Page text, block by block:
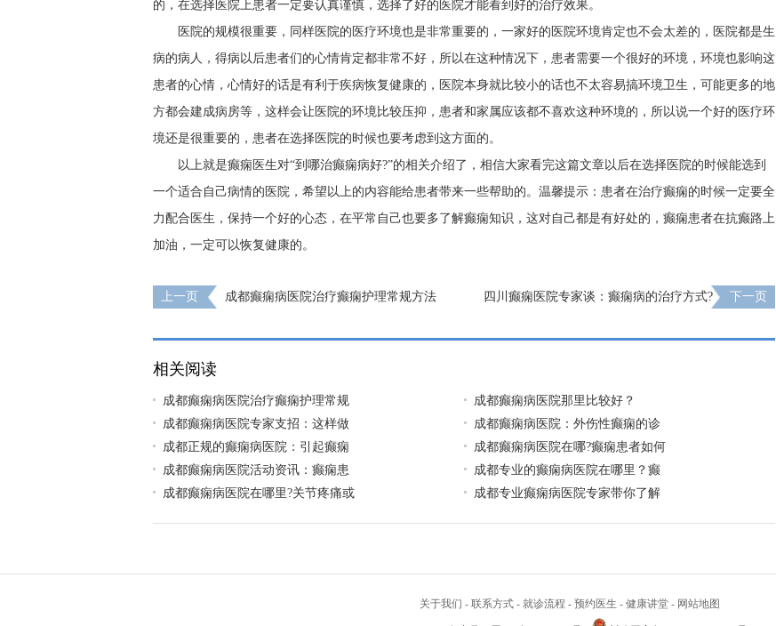
的，在选择医院上患者一定要认真谨慎，选择了好的医院才能看到好的治疗效果。
医院的规模很重要，同样医院的医疗环境也是非常重要的，一家好的医院环境肯定也不会太差的，医院都是生
病的病人，得病以后患者们的心情肯定都非常不好，所以在这种情况下，患者需要一个很好的环境，环境也影响这
患者的心情，心情好的话是有利于疾病恢复健康的，医院本身就比较小的话也不太容易搞环境卫生，可能更多的地
方都会建成病房等，这样会让医院的环境比较压抑，患者和家属应该都不喜欢这种环境的，所以说一个好的医疗环
境还是很重要的，患者在选择医院的时候也要考虑到这方面的。
以上就是癫痫医生对“到哪治癫痫病好?”的相关介绍了，相信大家看完这篇文章以后在选择医院的时候能选到
一个适合自己病情的医院，希望以上的内容能给患者带来一些帮助的。温馨提示：患者在治疗癫痫的时候一定要全
力配合医生，保持一个好的心态，在平常自己也要多了解癫痫知识，这对自己都是有好处的，癫痫患者在抗癫路上
加油，一定可以恢复健康的。
上一页 成都癫痫病医院治疗癫痫护理常规方法 四川癫痫医院专家谈：癫痫病的治疗方式? 下一页
相关阅读
成都癫痫病医院治疗癫痫护理常规
成都癫痫病医院那里比较好？
成都癫痫病医院专家支招：这样做
成都癫痫病医院：外伤性癫痫的诊
成都正规的癫痫病医院：引起癫痫
成都癫痫病医院在哪?癫痫患者如何
成都癫痫病医院活动资讯：癫痫患
成都专业的癫痫病医院在哪里？癫
成都癫痫病医院在哪里?关节疼痛或
成都专业癫痫病医院专家带你了解
关于我们 - 联系方式 - 就诊流程 - 预约医生 - 健康讲堂 - 网站地图